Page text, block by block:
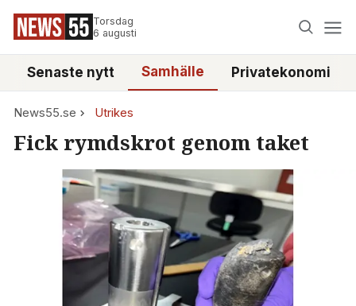
Torsdag
6 augusti
Senaste nytt Samhälle Privatekonomi
News55.se Utrikes
Fick rymdskrot genom taket